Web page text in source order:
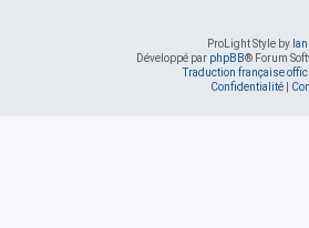
ProLight Style by
Développé par phpBB® Forum
Traduction française
Confidentialité|